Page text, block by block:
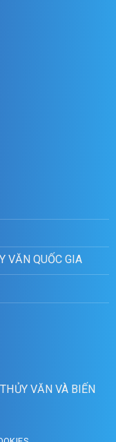
VĂN QUỐC GIA
VĂN VÀ BIẾN